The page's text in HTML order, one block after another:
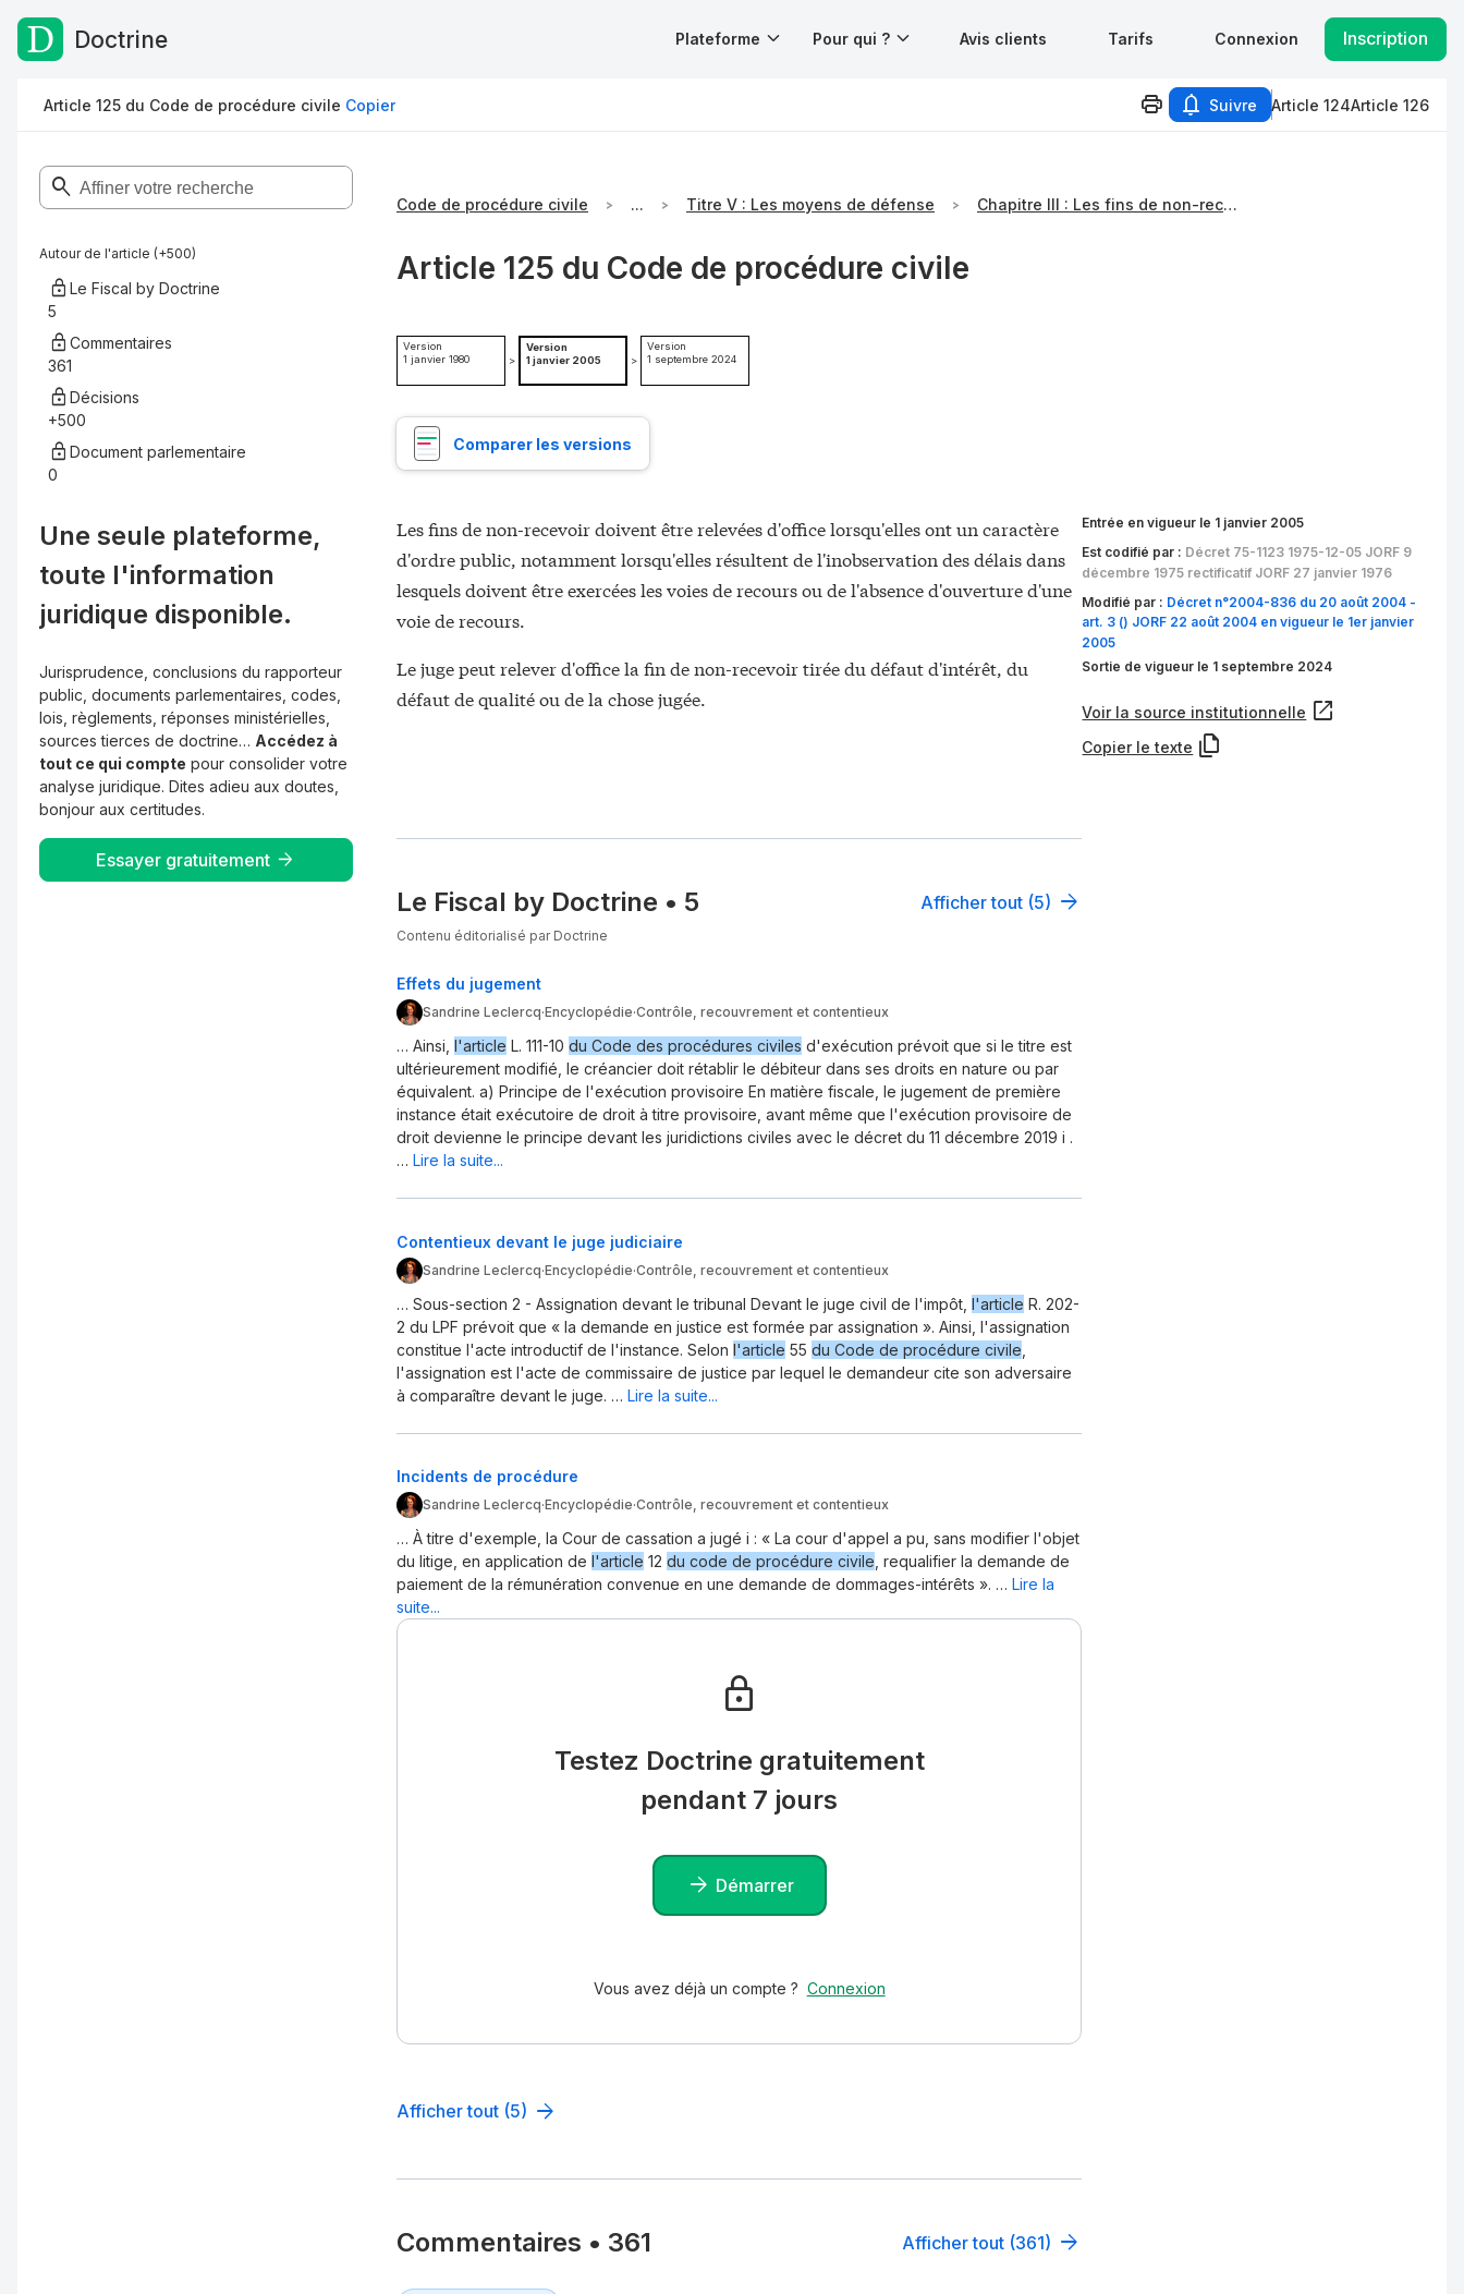
Passer au contenu
Doctrine Plateforme Pour qui ? Avis clients Tarifs Connexion Inscription
Article 125 du Code de procédure civile Copier Suivre Article 124Article 126
Autour de l'article (+500)
Le Fiscal by Doctrine
5
Commentaires
361
Décisions
+500
Document parlementaire
0
Une seule plateforme,
toute l'information
juridique disponible.
Jurisprudence, conclusions du rapporteur
public, documents parlementaires, codes,
lois, règlements, réponses ministérielles,
sources tierces de doctrine… Accédez à
tout ce qui compte pour consolider votre
analyse juridique. Dites adieu aux doutes,
bonjour aux certitudes.
Essayer gratuitement
Code de procédure civile ... Titre V : Les moyens de défense Chapitre III : Les fins de non-recevoir
Article 125 du Code de procédure civile
Version
1 janvier 1980
>
Version
1 janvier 2005
>
Version
1 septembre 2024
Comparer les versions
Les fins de non-recevoir doivent être relevées d'office lorsqu'elles ont un caractère
d'ordre public, notamment lorsqu'elles résultent de l'inobservation des délais dans
lesquels doivent être exercées les voies de recours ou de l'absence d'ouverture d'une
voie de recours.
Le juge peut relever d'office la fin de non-recevoir tirée du défaut d'intérêt, du
défaut de qualité ou de la chose jugée.
Entrée en vigueur le 1 janvier 2005
Est codifié par : Décret 75-1123 1975-12-05 JORF 9
décembre 1975 rectificatif JORF 27 janvier 1976
Modifié par : Décret n°2004-836 du 20 août 2004 -
art. 3 () JORF 22 août 2004 en vigueur le 1er janvier
2005
Sortie de vigueur le 1 septembre 2024
Voir la source institutionnelle
Copier le texte
Le Fiscal by Doctrine • 5 Afficher tout (5)
Contenu éditorialisé par Doctrine
Effets du jugement
Sandrine Leclercq·Encyclopédie·Contrôle, recouvrement et contentieux
… Ainsi, l'article L. 111-10 du Code des procédures civiles d'exécution prévoit que si le titre est
ultérieurement modifié, le créancier doit rétablir le débiteur dans ses droits en nature ou par
équivalent. a) Principe de l'exécution provisoire En matière fiscale, le jugement de première
instance était exécutoire de droit à titre provisoire, avant même que l'exécution provisoire de
droit devienne le principe devant les juridictions civiles avec le décret du 11 décembre 2019 i .
… Lire la suite...
Contentieux devant le juge judiciaire
Sandrine Leclercq·Encyclopédie·Contrôle, recouvrement et contentieux
… Sous-section 2 - Assignation devant le tribunal Devant le juge civil de l'impôt, l'article R. 202-
2 du LPF prévoit que « la demande en justice est formée par assignation ». Ainsi, l'assignation
constitue l'acte introductif de l'instance. Selon l'article 55 du Code de procédure civile
l'assignation est l'acte de commissaire de justice par lequel le demandeur cite son adversaire
à comparaître devant le juge. … Lire la suite...
Incidents de procédure
Sandrine Leclercq·Encyclopédie·Contrôle, recouvrement et contentieux
… À titre d'exemple, la Cour de cassation a jugé i : « La cour d'appel a pu, sans modifier l'objet
du litige, en application de l'article 12 du code de procédure civile , requalifier la demande de
paiement de la rémunération convenue en une demande de dommages-intérêts ». … Lire la
suite...
Testez Doctrine gratuitement
pendant 7 jours
Démarrer
Vous avez déjà un compte ? Connexion
Afficher tout (5)
Commentaires • 361 Afficher tout (361)